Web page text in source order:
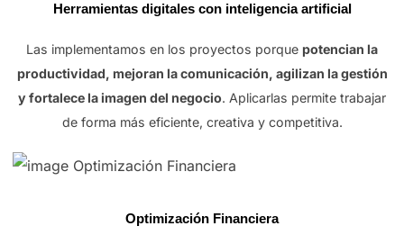
Herramientas digitales con inteligencia artificial
Las implementamos en los proyectos porque potencian la
productividad, mejoran la comunicación, agilizan la gestión
y fortalece la imagen del negocio. Aplicarlas permite trabajar
de forma más eficiente, creativa y competitiva.
Optimización Financiera